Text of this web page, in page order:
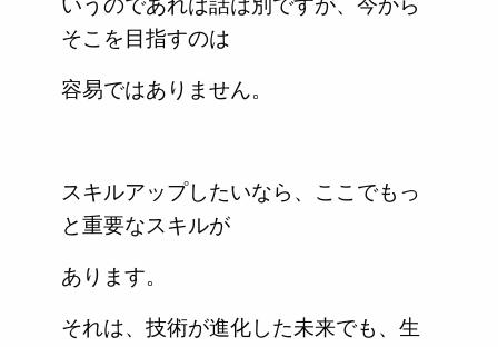
そこを目指すのは
容易ではありません。
スキルアップしたいなら、ここでもっ
と重要なスキルが
あります。
それは、技術が進化した未来でも、生